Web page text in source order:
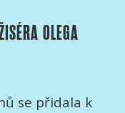
OLEGA
se přidala k